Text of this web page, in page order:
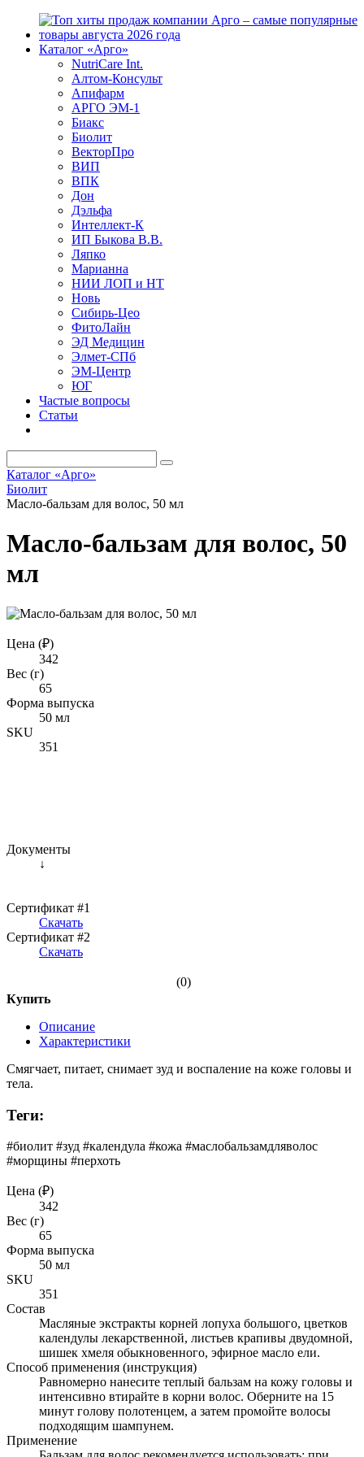
Каталог «Арго»
NutriCare Int.
Алтом-Консульт
Апифарм
АРГО ЭМ-1
Биакс
Биолит
ВекторПро
ВИП
ВПК
Дон
Дэльфа
Интеллект-К
ИП Быкова В.В.
Ляпко
Марианна
НИИ ЛОП и НТ
Новь
Сибирь-Цео
ФитоЛайн
ЭД Медицин
Элмет-СПб
ЭМ-Центр
ЮГ
Частые вопросы
Статьи
Каталог «Арго»
Биолит
Масло-бальзам для волос, 50 мл
Масло-бальзам для волос, 50
мл
Цена (₽)
342
Вес (г)
65
Форма выпуска
50 мл
SKU
351
Документы
↓
Сертификат #1
Скачать
Сертификат #2
Скачать
(0)
Купить
Описание
Характеристики
Смягчает, питает, снимает зуд и воспаление на коже головы и
тела.
Теги:
#биолит #зуд #календула #кожа #маслобальзамдляволос
#морщины #перхоть
Цена (₽)
342
Вес (г)
65
Форма выпуска
50 мл
SKU
351
Состав
Масляные экстракты корней лопуха большого, цветков
календулы лекарственной, листьев крапивы двудомной,
шишек хмеля обыкновенного, эфирное масло ели.
Способ применения (инструкция)
Равномерно нанесите теплый бальзам на кожу головы и
интенсивно втирайте в корни волос. Оберните на 15
минут голову полотенцем, а затем промойте волосы
подходящим шампунем.
Применение